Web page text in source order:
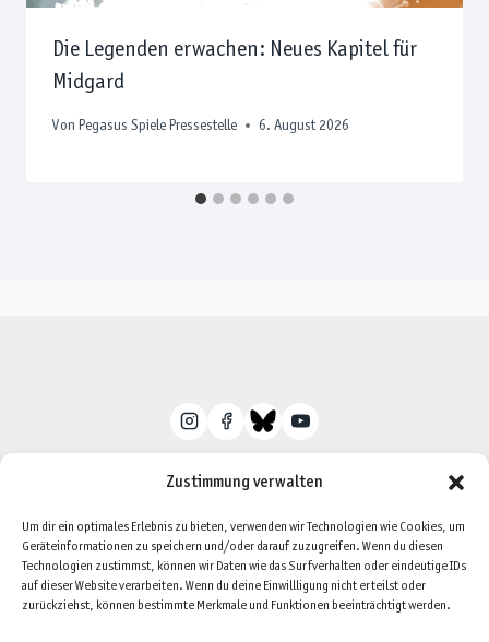
Zustimmung verwalten
Um dir ein optimales Erlebnis zu bieten, verwenden wir Technologien wie Cookies, um
Geräteinformationen zu speichern und/oder darauf zuzugreifen. Wenn du diesen
Technologien zustimmst, können wir Daten wie das Surfverhalten oder eindeutige IDs
auf dieser Website verarbeiten. Wenn du deine Einwillligung nicht erteilst oder
zurückziehst, können bestimmte Merkmale und Funktionen beeinträchtigt werden.
Die Legenden erwachen: Neues Kapitel für
Midgard
Von Pegasus Spiele Pressestelle 6. August 2026
Datenschutzerklärung Impressum
Cookie-Richtlinie (EU)